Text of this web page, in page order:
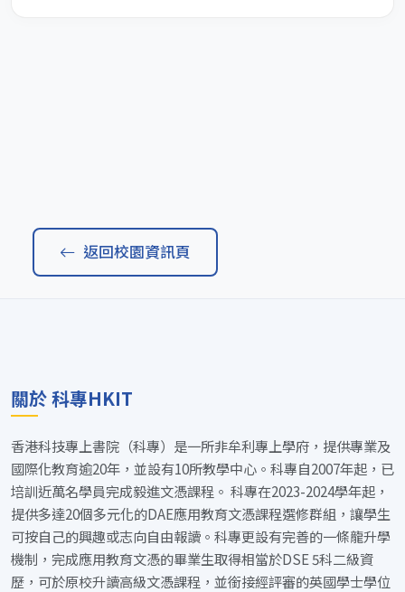
返回校園資訊頁
關於 科專HKIT
香港科技專上書院（科專）是一所非牟利專上學府，提供專業及
國際化教育逾20年，並設有10所教學中心。科專自2007年起，已
培訓近萬名學員完成毅進文憑課程。 科專在2023-2024學年起，
提供多達20個多元化的DAE應用教育文憑課程選修群組，讓學生
可按自己的興趣或志向自由報讀。科專更設有完善的一條龍升學
機制，完成應用教育文憑的畢業生取得相當於DSE 5科二級資
歷，可於原校升讀高級文憑課程，並銜接經評審的英國學士學位